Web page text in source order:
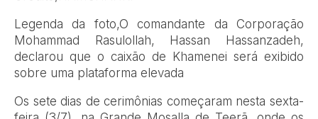
Legenda da foto,O comandante da Corporação
Mohammad Rasulollah, Hassan Hassanzadeh,
declarou que o caixão de Khamenei será exibido
sobre uma plataforma elevada
Os sete dias de cerimônias começaram nesta sexta-